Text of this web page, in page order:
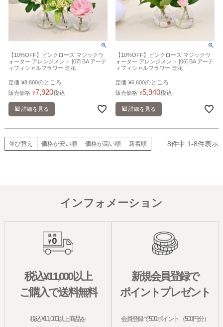
【10%OFF】ピンクローズ マジックウ
ォーター アレンジメント [07] BA アーテ
ィフィシャルフラワー 造花
定価 ¥8,800のところ
販売価格 ¥7,920税込
詳細を見る
【10%OFF】ピンクローズ マジックウ
ォーター アレンジメント [06] BA アーテ
ィフィシャルフラワー 造花
定価 ¥6,600のところ
販売価格 ¥5,940税込
詳細を見る
並び替え 価格が安い順 価格が高い順 新着順 8件中 1-8件表示
インフォメーション
税込¥11,000以上
ご購入で送料無料
税込¥11,000以上商品を
新規会員登録で
ポイントプレゼント
会員登録で500ポイント（500円分）